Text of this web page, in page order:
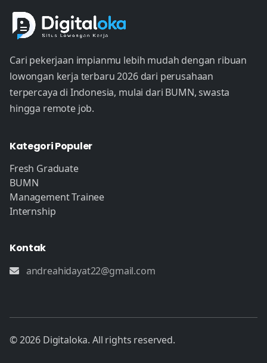
Cari pekerjaan impianmu lebih mudah dengan ribuan
lowongan kerja terbaru 2026 dari perusahaan
terpercaya di Indonesia, mulai dari BUMN, swasta
hingga remote job.
Kategori Populer
Fresh Graduate
BUMN
Management Trainee
Internship
Kontak
andreahidayat22@gmail.com
© 2026 Digitaloka. All rights reserved.